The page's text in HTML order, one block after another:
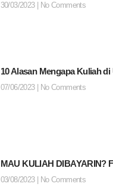
30/03/2023 No Comments
10 Alasan Mengapa Kuliah di
07/06/2023 No Comments
MAU KULIAH DIBAYARIN?
03/08/2023 No Comments